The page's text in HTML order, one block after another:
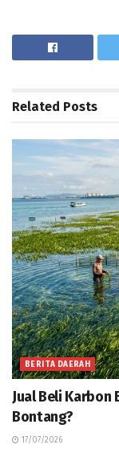
Related Posts
BERITA DAERAH
Jual Beli Karbon
Bontang?
17/07/2026